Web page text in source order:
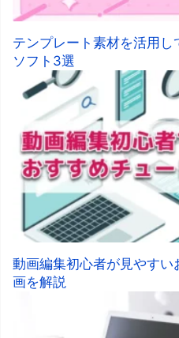
テンプレート素材を活用
ソフト3選
動画編集初心者が見やす
画を解説